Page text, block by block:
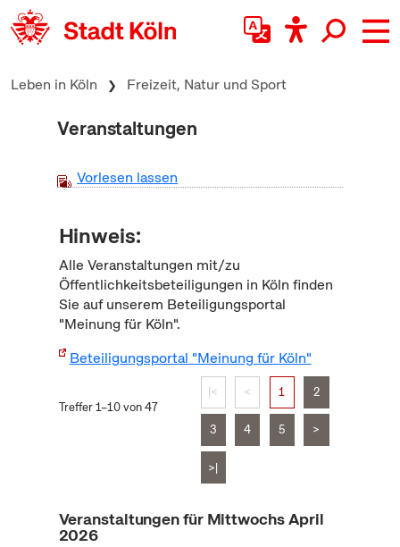
zum Inhalt springen
Leben in Köln Freizeit, Natur und Sport
Veranstaltungen
Vorlesen lassen
Hinweis:
Alle Veranstaltungen mit/zu
Öffentlichkeitsbeteiligungen in Köln finden
Sie auf unserem Beteiligungsportal
"Meinung für Köln".
Beteiligungsportal "Meinung für Köln"
Treffer 1–10 von 47
|< < 1 2
3 4 5 >
>|
Veranstaltungen für Mittwochs April
2026